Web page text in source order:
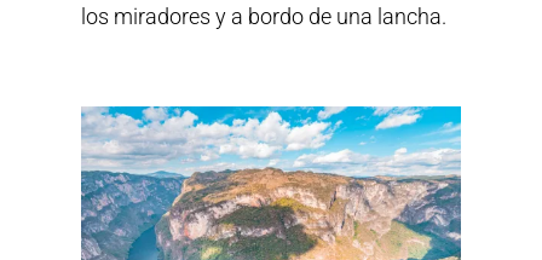
los miradores y a bordo de una lancha.